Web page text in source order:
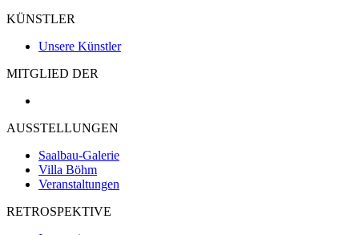
KÜNSTLER
Unsere Künstler
MITGLIED DER
AUSSTELLUNGEN
Saalbau-Galerie
Villa Böhm
Veranstaltungen
RETROSPEKTIVE